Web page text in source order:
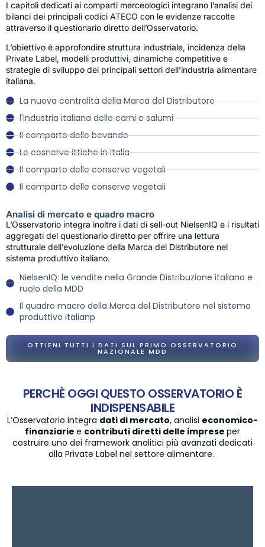
I capitoli dedicati ai comparti merceologici integrano l’analisi dei
bilanci dei principali codici ATECO con le evidenze raccolte
attraverso il questionario diretto dell’Osservatorio.
L’obiettivo è approfondire struttura industriale, incidenza della
Private Label, modelli produttivi, dinamiche competitive e
strategie di sviluppo dei principali settori dell’industria alimentare
italiana.
La nuova centralità della Marca del Distributore
l'industria italiana delle carni e salumi
Il comparto delle bevande
Le cosnerve ittiche in Italia
Il comparto delle conserve vegetali
Il comparto delle conserve vegetali
Analisi di mercato e quadro macro
L’Osservatorio integra inoltre i dati di sell-out NielsenIQ e i risultati
aggregati del questionario diretto per offrire una lettura
strutturale dell’evoluzione della Marca del Distributore nel
sistema produttivo italiano.
NielsenIQ: le vendite nella Grande Distribuzione italiana e
ruolo della MDD
Il quadro macro della Marca del Distributore nel sistema
produttivo italianp
OTTIENI TUTTI I DATI SUL PRIMO OSSERVATORIO
NAZIONALE MDD
PERCHÈ OGGI QUESTO OSSERVATORIO È
INDISPENSABILE
L’Osservatorio integra dati di mercato, analisi economico-
finanziarie e contributi diretti delle imprese per
costruire uno dei framework analitici più avanzati dedicati
alla Private Label nel settore alimentare.